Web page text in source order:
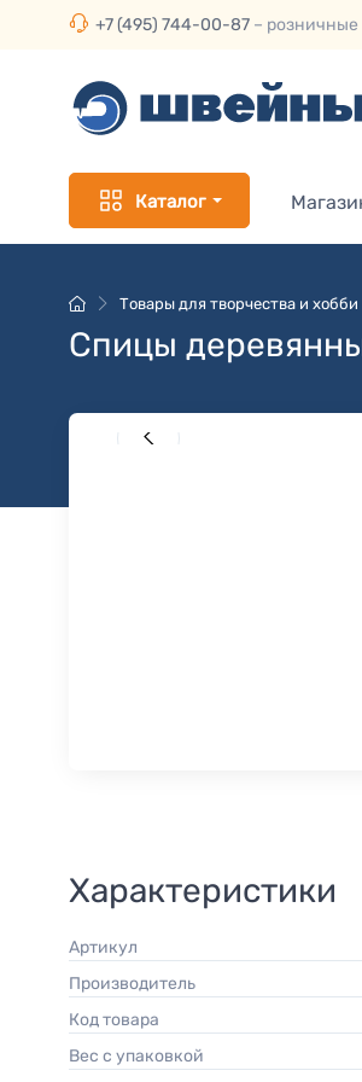
+7 (495) 744-00-87 –
Каталог
Товары для творчества и хобби
Спицы
Характеристики
Артикул
Производитель
Код товара
Вес с упаковкой